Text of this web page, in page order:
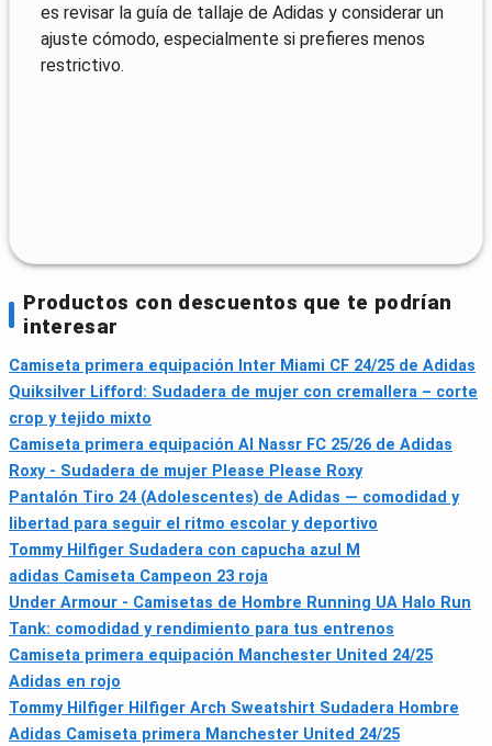
es revisar la guía de tallaje de Adidas y considerar un
ajuste cómodo, especialmente si prefieres menos
restrictivo.
Productos con descuentos que te podrían
interesar
Camiseta primera equipación Inter Miami CF 24/25 de Adidas
Quiksilver Lifford: Sudadera de mujer con cremallera – corte
crop y tejido mixto
Camiseta primera equipación Al Nassr FC 25/26 de Adidas
Roxy - Sudadera de mujer Please Please Roxy
Pantalón Tiro 24 (Adolescentes) de Adidas — comodidad y
libertad para seguir el ritmo escolar y deportivo
Tommy Hilfiger Sudadera con capucha azul M
adidas Camiseta Campeon 23 roja
Under Armour - Camisetas de Hombre Running UA Halo Run
Tank: comodidad y rendimiento para tus entrenos
Camiseta primera equipación Manchester United 24/25
Adidas en rojo
Tommy Hilfiger Hilfiger Arch Sweatshirt Sudadera Hombre
Adidas Camiseta primera Manchester United 24/25